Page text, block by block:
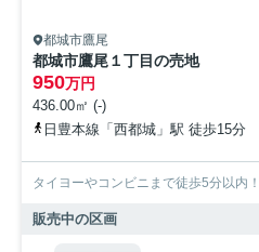
都城市鷹尾
都城市鷹尾１丁目の売地
950万円
436.00㎡ (-)
日豊本線「西都城」駅 徒歩15分
タイヨーやコンビニまで徒歩5分以内！
販売中の区画